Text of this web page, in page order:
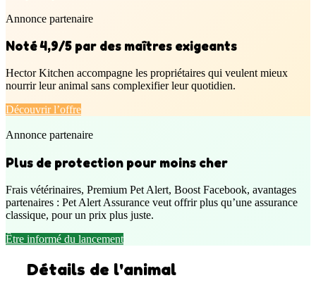
Annonce partenaire
Noté 4,9/5 par des maîtres exigeants
Hector Kitchen accompagne les propriétaires qui veulent mieux
nourrir leur animal sans complexifier leur quotidien.
Découvrir l’offre
Annonce partenaire
Plus de protection pour moins cher
Frais vétérinaires, Premium Pet Alert, Boost Facebook, avantages
partenaires : Pet Alert Assurance veut offrir plus qu’une assurance
classique, pour un prix plus juste.
Être informé du lancement
Détails de l'animal